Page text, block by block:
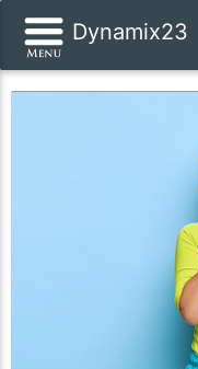
Dynamix23